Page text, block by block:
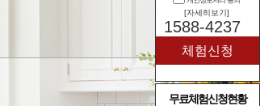
[자세히보기]
1588-4237
무료체험신청현황